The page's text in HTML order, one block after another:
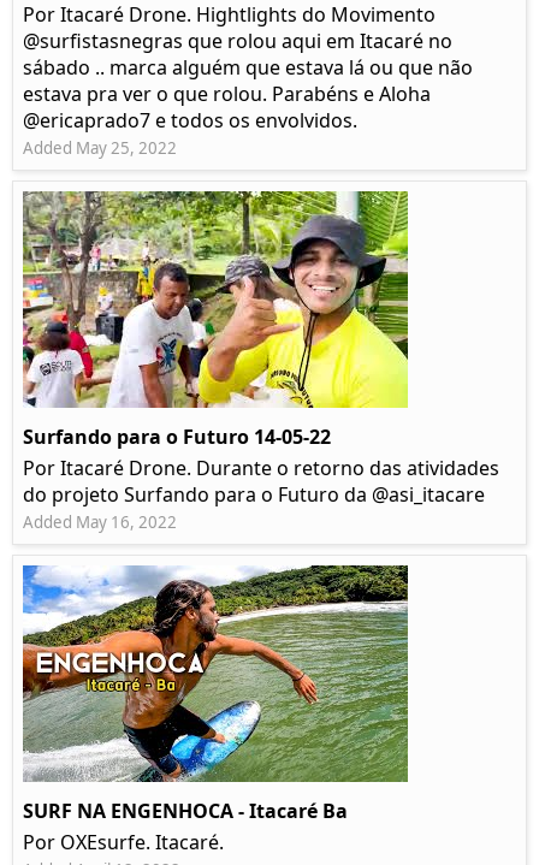
Por Itacaré Drone. Hightlights do Movimento
@surfistasnegras que rolou aqui em Itacaré no
sábado .. marca alguém que estava lá ou que não
estava pra ver o que rolou. Parabéns e Aloha
@ericaprado7 e todos os envolvidos.
Added May 25, 2022
Surfando para o Futuro 14-05-22
Por Itacaré Drone. Durante o retorno das atividades
do projeto Surfando para o Futuro da @asi_itacare
Added May 16, 2022
SURF NA ENGENHOCA - Itacaré Ba
Por OXEsurfe. Itacaré.